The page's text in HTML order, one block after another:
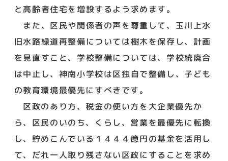
と高齢者住宅を増設するよう求めます。
また、区民や関係者の声を尊重して、玉川上水
旧水路緑道再整備については樹木を保存し、計画
を見直すこと、学校整備については、学校統廃合
は中止し、神南小学校は区独自で整備し、子ども
の教育環境最優先にすべきです。
区政のあり方、税金の使い方を大企業優先か
ら、区民のいのち、くらし、営業を最優先に転換
し、貯めこんでいる１４４４億円の基金を活用し
て、だれ一人取り残さない区政にすることを求め